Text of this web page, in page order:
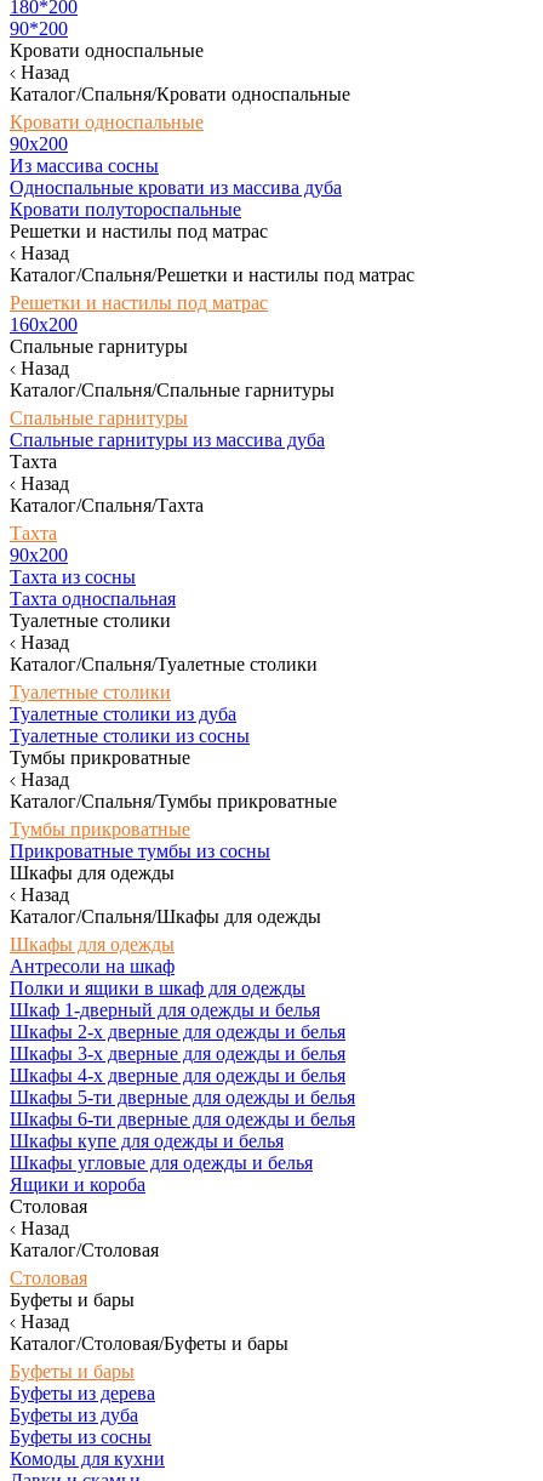
180*200
90*200
Кровати односпальные
Назад
Каталог/Спальня/Кровати односпальные
Кровати односпальные
90х200
Из массива сосны
Односпальные кровати из массива дуба
Кровати полутороспальные
Решетки и настилы под матрас
Назад
Каталог/Спальня/Решетки и настилы под матрас
Решетки и настилы под матрас
160х200
Спальные гарнитуры
Назад
Каталог/Спальня/Спальные гарнитуры
Спальные гарнитуры
Спальные гарнитуры из массива дуба
Тахта
Назад
Каталог/Спальня/Тахта
Тахта
90х200
Тахта из сосны
Тахта односпальная
Туалетные столики
Назад
Каталог/Спальня/Туалетные столики
Туалетные столики
Туалетные столики из дуба
Туалетные столики из сосны
Тумбы прикроватные
Назад
Каталог/Спальня/Тумбы прикроватные
Тумбы прикроватные
Прикроватные тумбы из сосны
Шкафы для одежды
Назад
Каталог/Спальня/Шкафы для одежды
Шкафы для одежды
Антресоли на шкаф
Полки и ящики в шкаф для одежды
Шкаф 1-дверный для одежды и белья
Шкафы 2-х дверные для одежды и белья
Шкафы 3-х дверные для одежды и белья
Шкафы 4-х дверные для одежды и белья
Шкафы 5-ти дверные для одежды и белья
Шкафы 6-ти дверные для одежды и белья
Шкафы купе для одежды и белья
Шкафы угловые для одежды и белья
Ящики и короба
Столовая
Назад
Каталог/Столовая
Столовая
Буфеты и бары
Назад
Каталог/Столовая/Буфеты и бары
Буфеты и бары
Буфеты из дерева
Буфеты из дуба
Буфеты из сосны
Комоды для кухни